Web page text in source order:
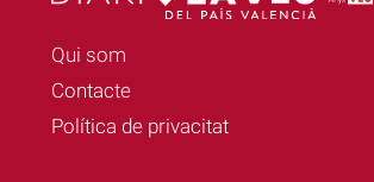
Qui som
Contacte
Política de privacitat